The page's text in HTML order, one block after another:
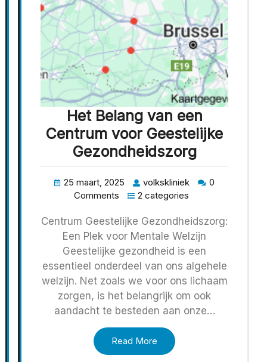
Het Belang van een
Centrum voor Geestelijke
Gezondheidszorg
25 maart, 2025 volkskliniek
0
Comments
2 categories
Centrum Geestelijke Gezondheidszorg:
Een Plek voor Mentale Welzijn
Geestelijke gezondheid is een
essentieel onderdeel van ons algehele
welzijn. Net zoals we voor ons lichaam
zorgen, is het belangrijk om ook
aandacht te besteden aan onze…
Read More